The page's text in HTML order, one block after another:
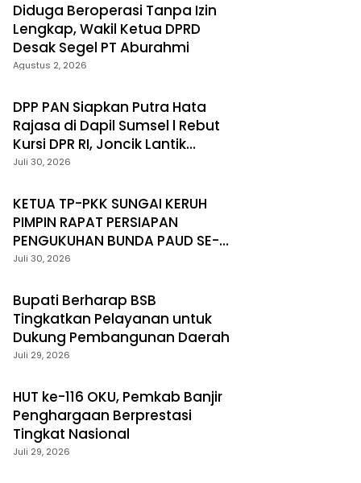
Diduga Beroperasi Tanpa Izin
Lengkap, Wakil Ketua DPRD
Desak Segel PT Aburahmi
Agustus 2, 2026
DPP PAN Siapkan Putra Hata
Rajasa di Dapil Sumsel l Rebut
Kursi DPR RI, Joncik Lantik
Pengurus DPC PAN Muratara
Juli 30, 2026
KETUA TP-PKK SUNGAI KERUH
PIMPIN RAPAT PERSIAPAN
PENGUKUHAN BUNDA PAUD SE-
KECAMATAN
Juli 30, 2026
Bupati Berharap BSB
Tingkatkan Pelayanan untuk
Dukung Pembangunan Daerah
Juli 29, 2026
HUT ke-116 OKU, Pemkab Banjir
Penghargaan Berprestasi
Tingkat Nasional
Juli 29, 2026